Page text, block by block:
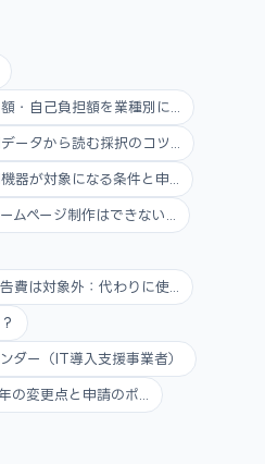
・自己負担額を業種別に...
ータから読む採択のコツ...
器が対象になる条件と申...
ムページ制作はできない...
費は対象外：代わりに使...
ダー（IT導入支援事業者）
変更点と申請のポ...